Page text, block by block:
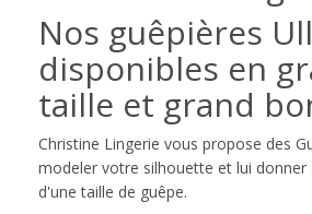
Nos guêpières
disponibles en
taille et grand
Christine Lingerie vous propose des
modeler votre silhouette et lui donner
d'une taille de guêpe.